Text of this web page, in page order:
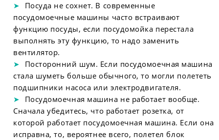
Посуда не сохнет. В современные
посудомоечные машины часто встраивают
функцию посуды, если посудомойка перестала
выполнять эту функцию, то надо заменить
вентилятор.
Посторонний шум. Если посудомоечная машина
стала шуметь больше обычного, то могли полететь
подшипники насоса или электродвигателя.
Посудомоечная машина не работает вообще.
Сначала убедитесь, что работает розетка, от
которой работает посудомоечная машина. Если она
исправна, то, вероятнее всего, полетел блок